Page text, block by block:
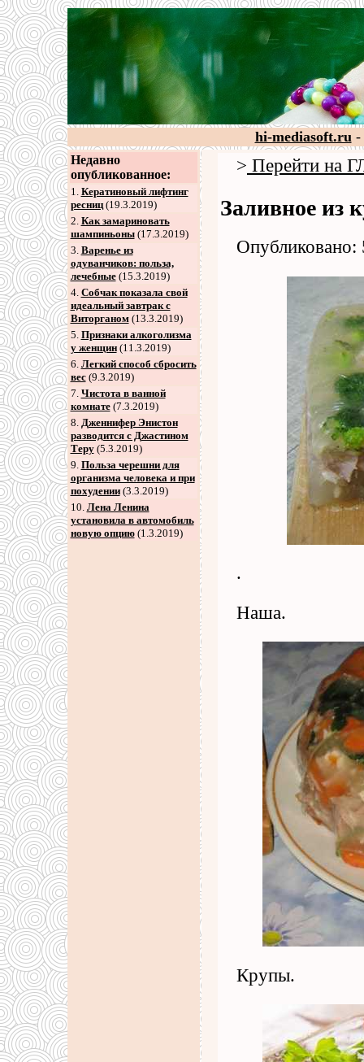
hi-mediasoft.ru-
Недавно
опубликованное:
1. Кератиновый лифтинг
ресниц(19.3.2019)
2. Как замариновать
шампиньоны(17.3.2019)
3. Варенье из
одуванчиков: польза,
лечебные(15.3.2019)
4. Собчак показала свой
идеальный завтрак с
Виторганом(13.3.2019)
5. Признаки алкоголизма
у женщин(11.3.2019)
6. Легкий способ сбросить
вес(9.3.2019)
7. Чистота в ванной
комнате(7.3.2019)
8. Дженнифер Энистон
разводится с Джастином
Теру(5.3.2019)
9. Польза черешни для
организма человека и при
похудении(3.3.2019)
10. Лена Ленина
установила в автомобиль
новую опцию(1.3.2019)
> Перейти на
Заливное из
Опубликовано:
.
Наша.
Крупы.